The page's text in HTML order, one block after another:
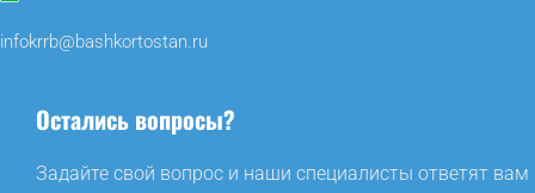
infokrrb@bashkortostan.ru
Остались вопросы?
Задайте свой вопрос и наши специалисты ответят вам